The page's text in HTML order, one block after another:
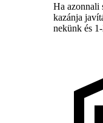
Ha azonnali
kazánja
nekünk és